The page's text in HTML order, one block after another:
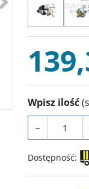
Wpisz ilość
−
Dostępność: